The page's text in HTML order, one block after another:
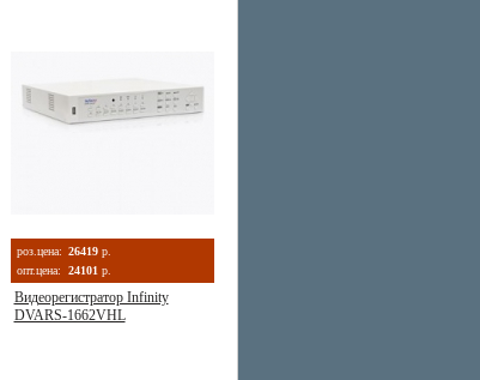
роз.цена: 26419 р.
опт.цена:
24101 р.
Видеорегистратор Infinity
DVARS-1662VHL